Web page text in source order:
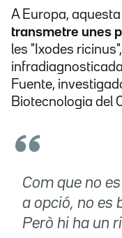
A Europa,
transmetre unes
les "Ixodes
Fuente,
Biotecnologia del
Com que no
a opció, no es
Però hi ha un